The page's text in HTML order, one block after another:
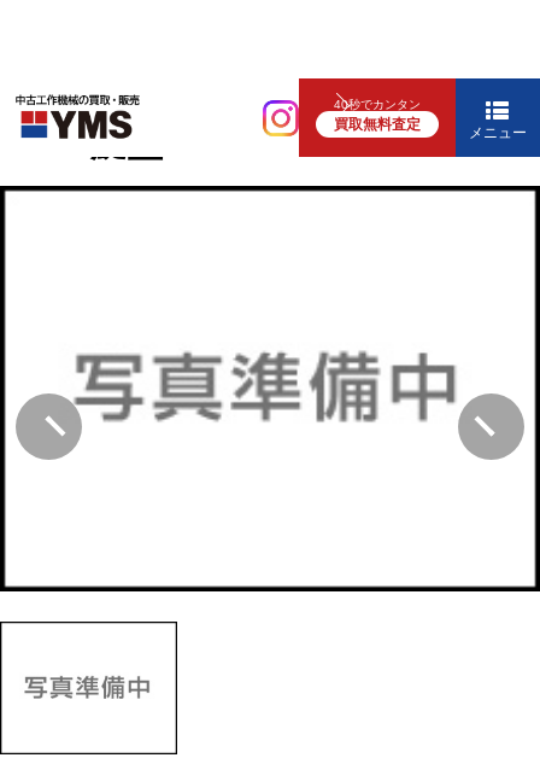
40秒でカンタン
買取無料査定 メニュー
NC旋盤
6″NC旋盤